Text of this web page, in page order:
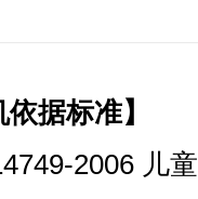
依据标
2006 儿